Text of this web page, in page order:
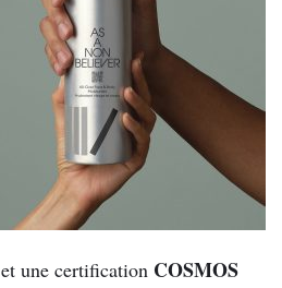
et une certification COSMOS